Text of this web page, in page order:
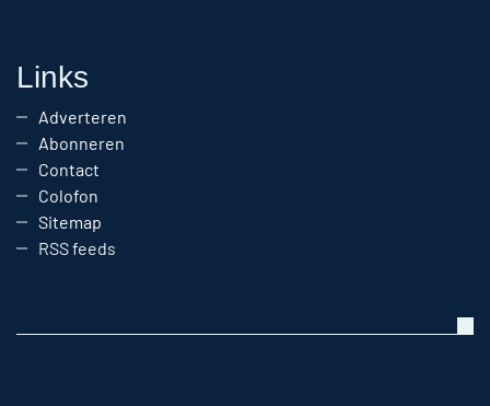
Links
Adverteren
Abonneren
Contact
Colofon
Sitemap
RSS feeds